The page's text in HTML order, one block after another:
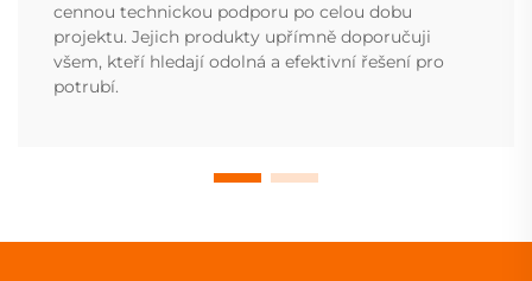
cennou technickou podporu po celou dobu
projektu. Jejich produkty upřímně doporučuji
všem, kteří hledají odolná a efektivní řešení pro
potrubí.